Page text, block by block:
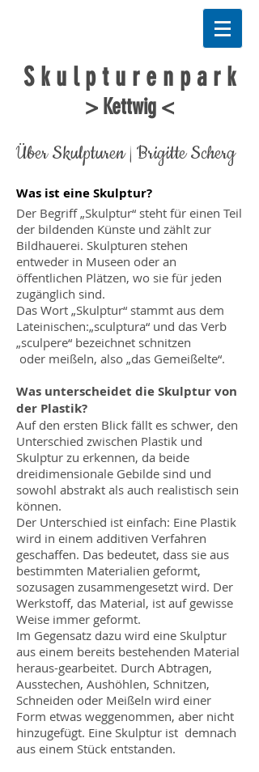
S k u l p t u r e n p a r k
> Kettwig <
Über Skulpturen | Brigitte Scherg
Was ist eine Skulptur?
Der Begriff „Skulptur“ steht für einen Teil
der bildenden Künste und zählt zur
Bildhauerei. Skulpturen stehen
entweder in Museen oder an
öffentlichen Plätzen, wo sie für jeden
zugänglich sind.
Das Wort „Skulptur“ stammt aus dem
Lateinischen:„sculptura“ und das Verb
„sculpere“ bezeichnet schnitzen
oder meißeln, also „das Gemeißelte“.
Was unterscheidet die Skulptur von
der Plastik?
Auf den ersten Blick fällt es schwer, den
Unterschied zwischen Plastik und
Skulptur zu erkennen, da beide
dreidimensionale Gebilde sind und
sowohl abstrakt als auch realistisch sein
können.
Der Unterschied ist einfach: Eine Plastik
wird in einem additiven Verfahren
geschaffen. Das bedeutet, dass sie aus
bestimmten Materialien geformt,
sozusagen zusammengesetzt wird. Der
Werkstoff, das Material, ist auf gewisse
Weise immer geformt.
Im Gegensatz dazu wird eine Skulptur
aus einem bereits bestehenden Material
heraus-gearbeitet. Durch Abtragen,
Ausstechen, Aushöhlen, Schnitzen,
Schneiden oder Meißeln wird einer
Form etwas weggenommen, aber nicht
hinzugefügt. Eine Skulptur ist demnach
aus einem Stück entstanden.